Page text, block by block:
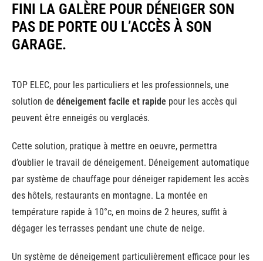
FINI LA GALÈRE POUR DÉNEIGER SON
PAS DE PORTE OU L’ACCÈS À SON
GARAGE.
TOP ELEC, pour les particuliers et les professionnels, une
solution de déneigement facile et rapide pour les accès qui
peuvent être enneigés ou verglacés.
Cette solution, pratique à mettre en oeuvre, permettra
d’oublier le travail de déneigement. Déneigement automatique
par système de chauffage pour déneiger rapidement les accès
des hôtels, restaurants en montagne. La montée en
température rapide à 10°c, en moins de 2 heures, suffit à
dégager les terrasses pendant une chute de neige.
Un système de déneigement particulièrement efficace pour les